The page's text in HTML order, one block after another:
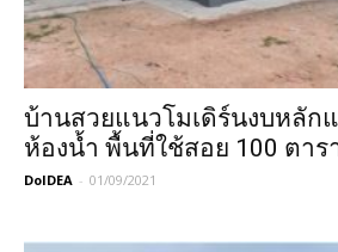
บ้านสวยแนวโมเดิร์นงบหลัก
ห้องน้ำ พื้นที่ใช้สอย 100 ตาร
DoIDEA - 01/09/2021